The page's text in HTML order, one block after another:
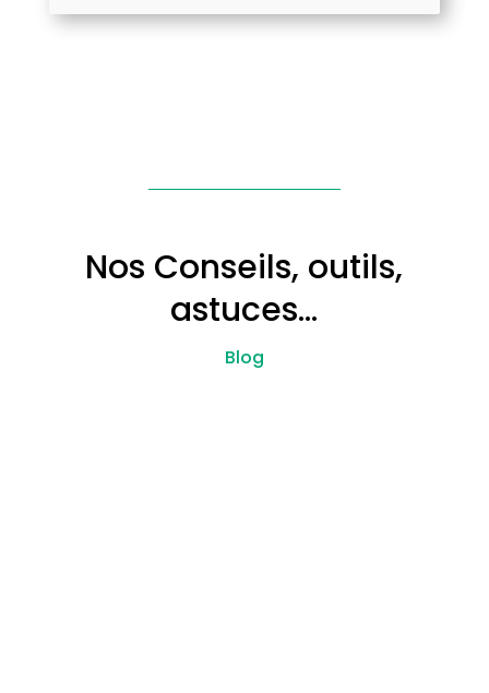
Nos Conseils, outils,
astuces…
Blog